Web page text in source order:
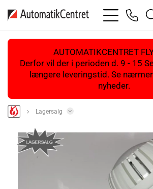
bars
light
AUTOMATIKCENTRET
Derfor vil der i perioden d. 9 - 15
længere leveringstid. Se
nyheder.
Lagersalg